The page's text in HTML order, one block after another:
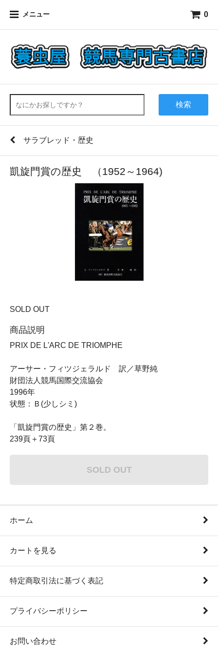
メニュー 0
検索
サラブレッド・歴史
凱旋門賞の歴史 （1952～1964)
SOLD OUT
商品説明
PRIX DE L'ARC DE TRIOMPHE
アーサー・フィツジェラルド 訳／草野純
財団法人競馬国際交流協会
1996年
状態：Ｂ(少しシミ)
「凱旋門賞の歴史」第２巻。
239頁＋73頁
SOLD OUT
ホーム
カートを見る
特定商取引法に基づく表記
プライバシーポリシー
お問い合わせ